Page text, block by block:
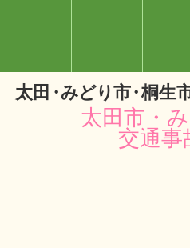
太田・みどり市・桐生
太田市・
交通事